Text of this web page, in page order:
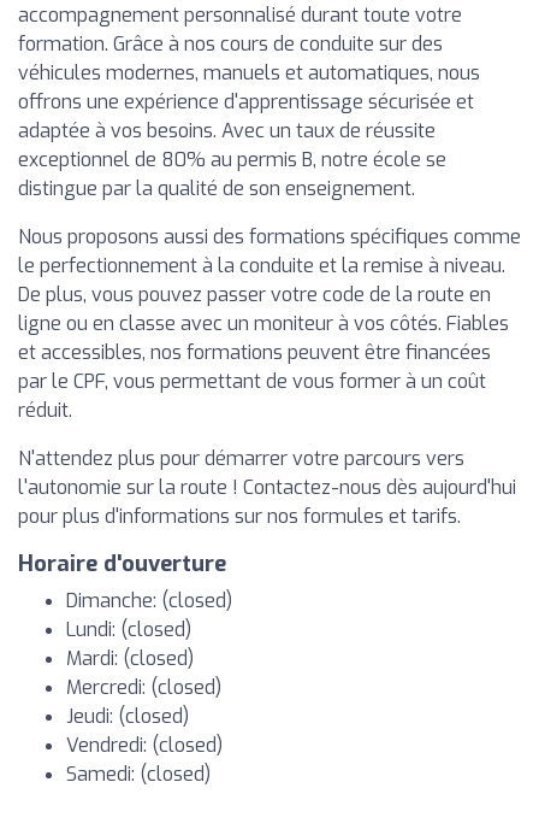
accompagnement personnalisé durant toute votre
formation. Grâce à nos cours de conduite sur des
véhicules modernes, manuels et automatiques, nous
offrons une expérience d'apprentissage sécurisée et
adaptée à vos besoins. Avec un taux de réussite
exceptionnel de 80% au permis B, notre école se
distingue par la qualité de son enseignement.
Nous proposons aussi des formations spécifiques comme
le perfectionnement à la conduite et la remise à niveau.
De plus, vous pouvez passer votre code de la route en
ligne ou en classe avec un moniteur à vos côtés. Fiables
et accessibles, nos formations peuvent être financées
par le CPF, vous permettant de vous former à un coût
réduit.
N'attendez plus pour démarrer votre parcours vers
l'autonomie sur la route ! Contactez-nous dès aujourd'hui
pour plus d'informations sur nos formules et tarifs.
Horaire d'ouverture
Dimanche: (closed)
Lundi: (closed)
Mardi: (closed)
Mercredi: (closed)
Jeudi: (closed)
Vendredi: (closed)
Samedi: (closed)